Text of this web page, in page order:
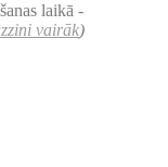
laikā -
vairāk)